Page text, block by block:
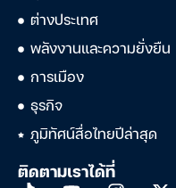
ต่างประเทศ
พลังงานและความยั่งยืน
การเมือง
ธุรกิจ
ภูมิทัศน์สื่อไทยปีล่าสุด
ติดตามเราได้ที่